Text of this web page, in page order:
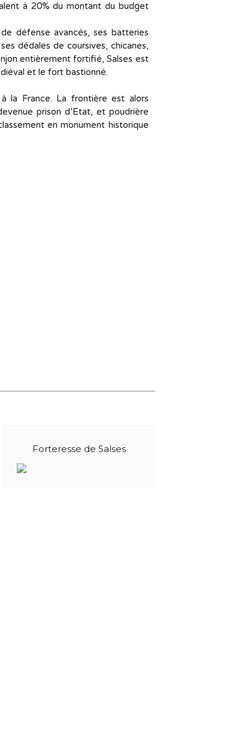
à 20% du montant du budget
défense avancés, ses batteries
dédales de coursives, chicanes,
entièrement fortifié, Salses est
et le fort bastionné.
la France. La frontière est alors
prison d’Etat, et poudrière
en monument historique
Forteresse de Salses